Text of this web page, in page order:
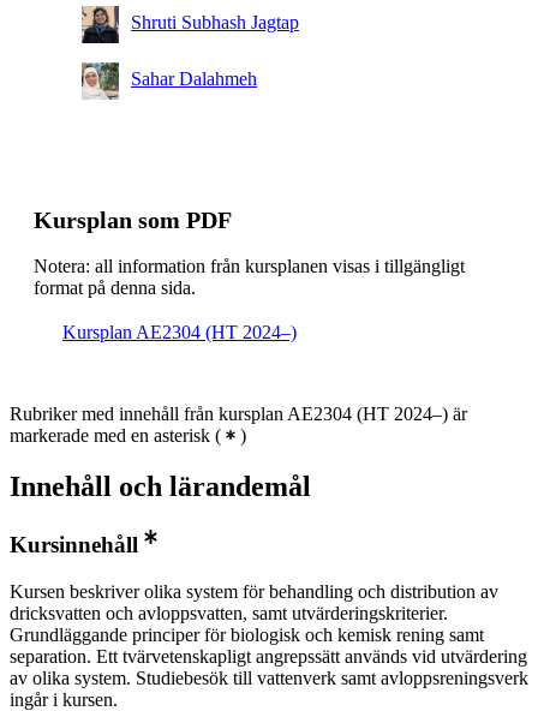
Shruti Subhash Jagtap
Sahar Dalahmeh
Kursplan som PDF
Notera: all information från kursplanen visas i tillgängligt
format på denna sida.
Kursplan AE2304 (HT 2024–)
Rubriker med innehåll från kursplan AE2304 (HT 2024–) är
markerade med en asterisk ( )
Innehåll och lärandemål
Kursinnehåll
Kursen beskriver olika system för behandling och distribution av
dricksvatten och avloppsvatten, samt utvärderingskriterier.
Grundläggande principer för biologisk och kemisk rening samt
separation. Ett tvärvetenskapligt angrepssätt används vid utvärdering
av olika system. Studiebesök till vattenverk samt avloppsreningsverk
ingår i kursen.